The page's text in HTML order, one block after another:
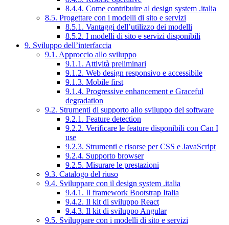
8.4.4. Come contribuire al design system .italia
8.5. Progettare con i modelli di sito e servizi
8.5.1. Vantaggi dell’utilizzo dei modelli
8.5.2. I modelli di sito e servizi disponibili
9. Sviluppo dell’interfaccia
9.1. Approccio allo sviluppo
9.1.1. Attività preliminari
9.1.2. Web design responsivo e accessibile
9.1.3. Mobile first
9.1.4. Progressive enhancement e Graceful
degradation
9.2. Strumenti di supporto allo sviluppo del software
9.2.1. Feature detection
9.2.2. Verificare le feature disponibili con Can I
use
9.2.3. Strumenti e risorse per CSS e JavaScript
9.2.4. Supporto browser
9.2.5. Misurare le prestazioni
9.3. Catalogo del riuso
9.4. Sviluppare con il design system .italia
9.4.1. Il framework Bootstrap Italia
9.4.2. Il kit di sviluppo React
9.4.3. Il kit di sviluppo Angular
9.5. Sviluppare con i modelli di sito e servizi